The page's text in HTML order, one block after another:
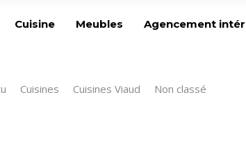
Cuisine Meubles Agencement
Cuisines Cuisines Viaud Non classé